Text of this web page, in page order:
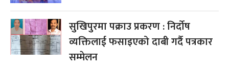
सुखिपुरमा पक्राउ प्रकरण : निर्दोष
व्यक्तिलाई फसाइएको दाबी गर्दै पत्रकार
सम्मेलन